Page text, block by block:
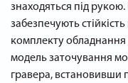
знаходяться під рукою.
забезпечують
комплекту обладнання
модель заточування
гравера, встановивши